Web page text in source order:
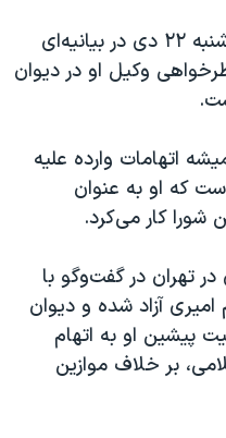
شورای فرهنگی بریتانیا روز چهارشنبه ۲۲ دی در بیانیه‌ای
وکیل او در دیوان
اتهامات وارده علیه
که او به عنوان
شورا کار می‌کرد.
تهران در گفت‌وگو با
آزاد شده و دیوان
پیشین او به اتهام
بر خلاف موازین